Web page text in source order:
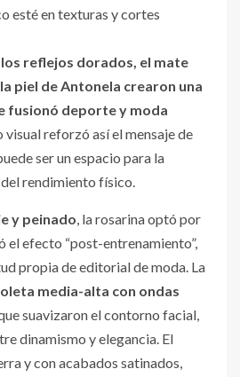
esté en texturas y cortes
reflejos dorados, el mate
piel de Antonela crearon una
fusionó deporte y moda
visual reforzó así el mensaje de
ser un espacio para la
rendimiento físico.
y peinado, la rosarina optó por
el efecto “post-entrenamiento”,
propia de editorial de moda. La
media-alta con ondas
suavizaron el contorno facial,
dinamismo y elegancia. El
y con acabados satinados,